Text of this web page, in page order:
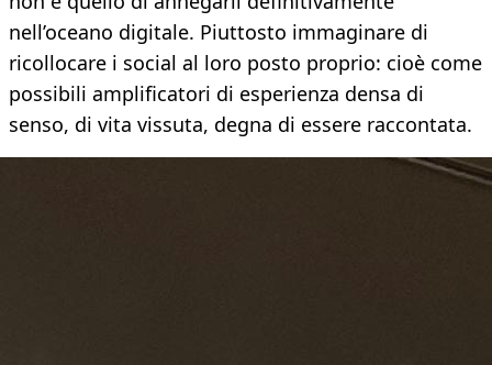
nell’oceano digitale. Piuttosto immaginare di
ricollocare i social al loro posto proprio: cioè come
possibili amplificatori di esperienza densa di
senso, di vita vissuta, degna di essere raccontata.